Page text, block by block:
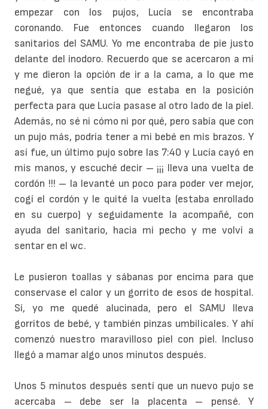
empezar con los pujos, Lucía se encontraba
coronando. Fue entonces cuando llegaron los
sanitarios del SAMU. Yo me encontraba de pie justo
delante del inodoro. Recuerdo que se acercaron a mi
y me dieron la opción de ir a la cama, a lo que me
negué, ya que sentía que estaba en la posición
perfecta para que Lucía pasase al otro lado de la piel.
Además, no sé ni cómo ni por qué, pero sabía que con
un pujo más, podría tener a mi bebé en mis brazos. Y
así fue, un último pujo sobre las 7:40 y Lucía cayó en
mis manos, y escuché decir – ¡¡¡ lleva una vuelta de
cordón !!! – la levanté un poco para poder ver mejor,
cogí el cordón y le quité la vuelta (estaba enrollado
en su cuerpo) y seguidamente la acompañé, con
ayuda del sanitario, hacia mi pecho y me volví a
sentar en el wc.
Le pusieron toallas y sábanas por encima para que
conservase el calor y un gorrito de esos de hospital.
Sí, yo me quedé alucinada, pero el SAMU lleva
gorritos de bebé, y también pinzas umbilicales. Y ahí
comenzó nuestro maravilloso piel con piel. Incluso
llegó a mamar algo unos minutos después.
Unos 5 minutos después sentí que un nuevo pujo se
acercaba – debe ser la placenta – pensé. Y